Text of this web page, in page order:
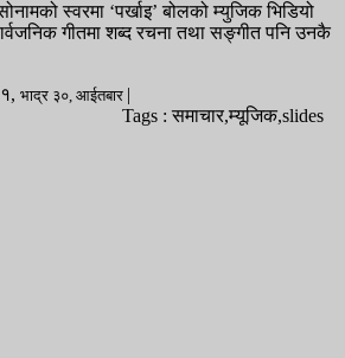
स्वरमा ‘पर्खाइ’ बोलको म्युजिक भिडियो
गीतमा शब्द रचना तथा सङ्गीत पनि उनकै
भाद्र ३०, आईतबार |
Tags : समाचार,म्यूजिक,slides